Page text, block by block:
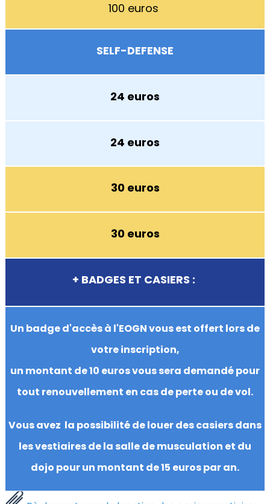
100 euros
SELF-DEFENSE
24 euros
24 euros
30 euros
30 euros
+ BADGES ET CASIERS :
Un badge d'accès à l'EOGN vous est offert lors de
votre inscription,
un montant de 10 euros vous sera demandé pour
tout renouvellement en cas de perte ou de vol.
Vous avez la possibilité de louer des casiers dans
les vestiaires de la salle de musculation et du
dojo pour un montant de 15 euros par an.